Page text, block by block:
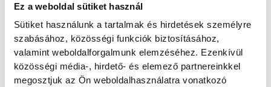
Ez a weboldal sütiket használ
Sütiket használunk a tartalmak és hirdetések személyre
szabásához, közösségi funkciók biztosításához,
valamint weboldalforgalmunk elemzéséhez. Ezenkívül
közösségi média-, hirdető- és elemező partnereinkkel
megosztjuk az Ön weboldalhasználatra vonatkozó
SZERZŐ
vehir.hu
FOTÓS
Rompos